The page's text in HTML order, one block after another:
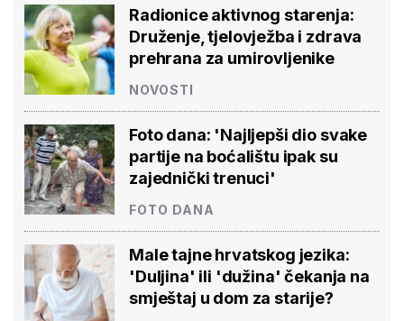
Radionice aktivnog starenja:
Druženje, tjelovježba i zdrava
prehrana za umirovljenike
NOVOSTI
Foto dana: 'Najljepši dio svake
partije na boćalištu ipak su
zajednički trenuci'
FOTO DANA
Male tajne hrvatskog jezika:
'Duljina' ili 'dužina' čekanja na
smještaj u dom za starije?